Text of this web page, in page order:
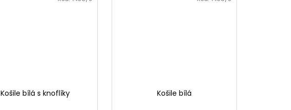
Košile bílá s knoflíky Košile bílá